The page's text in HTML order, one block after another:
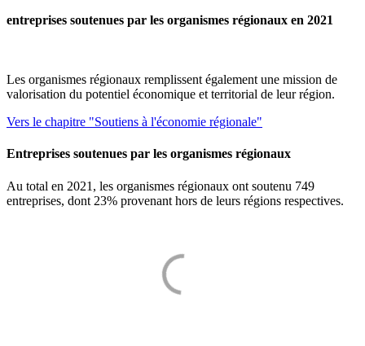
entreprises soutenues par les organismes régionaux en 2021
Les organismes régionaux remplissent également une mission de
valorisation du potentiel économique et territorial de leur région.
Vers le chapitre "Soutiens à l'économie régionale"
Entreprises soutenues par les organismes régionaux
Au total en 2021, les organismes régionaux ont soutenu 749
entreprises, dont 23% provenant hors de leurs régions respectives.